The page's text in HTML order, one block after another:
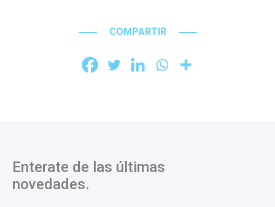
COMPARTIR
Enterate de las últimas
novedades.